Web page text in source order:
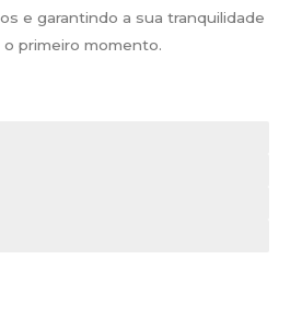
e garantindo a sua tranquilidade
primeiro momento.